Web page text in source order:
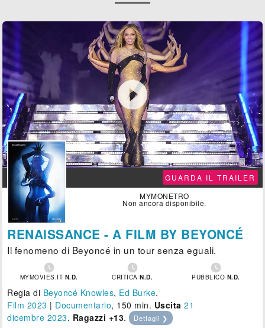

GUARDA IL TRAILER
MYMONETRO
Non ancora disponibile.
RENAISSANCE - A FILM BY BEYONCÉ
Il fenomeno di Beyoncé in un tour senza eguali.

MYMOVIES.IT N.D.

CRITICAN.D.

PUBBLICO N.D.
Regia di Beyoncé Knowles, Ed Burke.
Film 2023 | Documentario, 150 min. Uscita 21
dicembre 2023. Ragazzi +13. Dettagli ❯